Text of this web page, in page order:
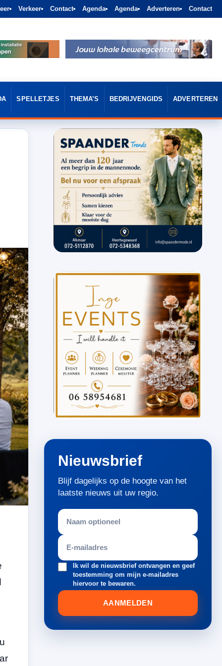
Verkeer Contact Agenda Agenda Adverteren Contact
SPELLETJES THEMA’S BEDRIJVENGIDS ADVERTEREN
Nieuwsbrief
Blijf dagelijks op de hoogte van het
laatste nieuws uit uw regio.
Ik wil de nieuwsbrief ontvangen en geef
toestemming om mijn e-mailadres
hiervoor te bewaren.
AANMELDEN